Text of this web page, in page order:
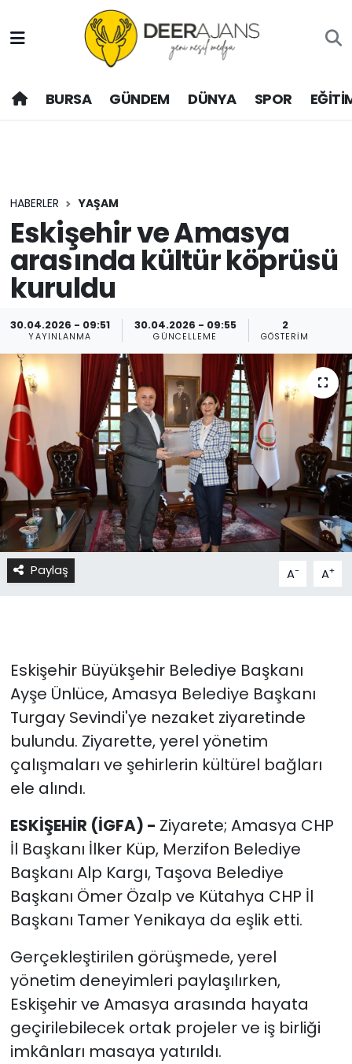
BURSA GÜNDEM DÜNYA SPOR
HABERLER YAŞAM
Eskişehir ve Amasya
arasında kültür köprüsü
kuruldu
30.04.2026 - 09:51
YAYINLANMA
30.04.2026 - 09:55
GÜNCELLEME
2
GÖSTERIM
Paylaş A- A+
Eskişehir Büyükşehir Belediye Başkanı
Ayşe Ünlüce, Amasya Belediye Başkanı
Turgay Sevindi'ye nezaket ziyaretinde
bulundu. Ziyarette, yerel yönetim
çalışmaları ve şehirlerin kültürel bağları
ele alındı.
ESKİŞEHİR (İGFA) - Ziyarete; Amasya CHP
İl Başkanı İlker Küp, Merzifon Belediye
Başkanı Alp Kargı, Taşova Belediye
Başkanı Ömer Özalp ve Kütahya CHP İl
Başkanı Tamer Yenikaya da eşlik etti.
Gerçekleştirilen görüşmede, yerel
yönetim deneyimleri paylaşılırken,
Eskişehir ve Amasya arasında hayata
geçirilebilecek ortak projeler ve iş birliği
imkânları masaya yatırıldı.
Hava Durumu
Trafik Durumu
Son Dakika Haberleri
Haber Arşivi